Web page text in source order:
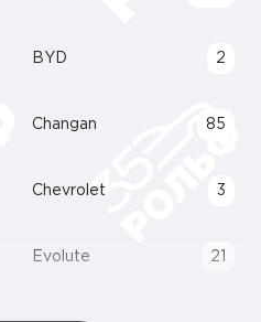
BYD 2
Changan 85
Chevrolet 3
Evolute 21